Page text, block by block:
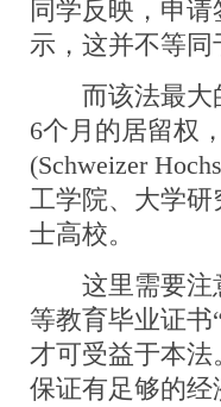
同学反映，申
示，这并不等同
而该法最大的
6个月的居留权
(Schweizer
工学院、大学
士高校。
这里需要注意
等教育毕业证书
才可受益于本法
保证有足够的